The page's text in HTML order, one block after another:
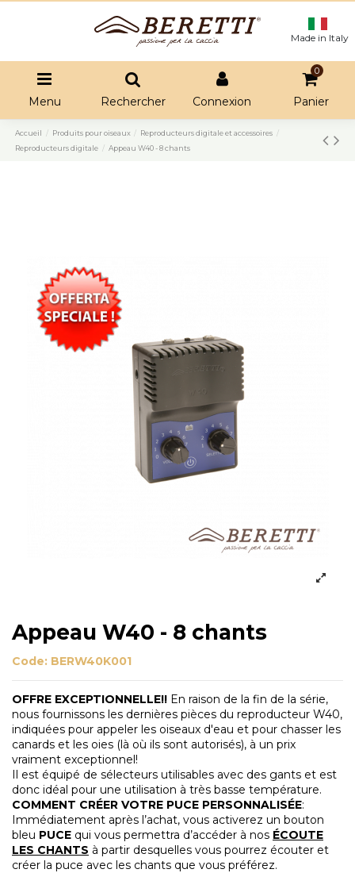
Made in Italy
Menu Rechercher Connexion
0
Panier
Accueil Produits pour oiseaux
Reproducteurs digitale et accessoires
Reproducteurs digitale
Appeau W40 - 8 chants
Appeau W40 - 8 chants
Code: BERW40K001
OFFRE EXCEPTIONNELLE!! En raison de la fin de la série,
nous fournissons les dernières pièces du reproducteur W40,
indiquées pour appeler les oiseaux d'eau et pour chasser les
canards et les oies (là où ils sont autorisés), à un prix
vraiment exceptionnel!
Il est équipé de sélecteurs utilisables avec des gants et est
donc idéal pour une utilisation à très basse température.
COMMENT CRÉER VOTRE PUCE PERSONNALISÉE:
Immédiatement après l’achat, vous activerez un bouton
bleu PUCE qui vous permettra d’accéder à nos ÉCOUTE
LES CHANTS à partir desquelles vous pourrez écouter et
créer la puce avec les chants que vous préférez.